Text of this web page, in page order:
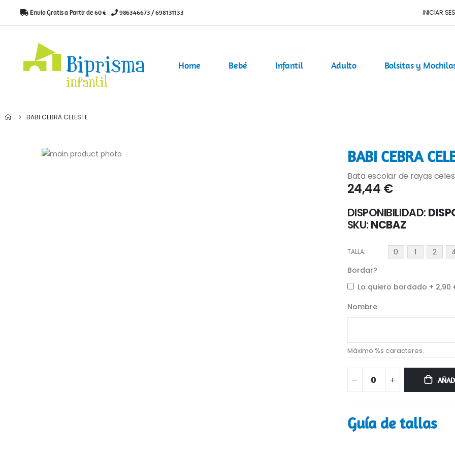
Envío Gratis a Partir de 60 € 986346673 / 698131133 INICIAR
Home Bebé Infantil Adulto Bolsitas y
BABI CEBRA CELESTE
Saltar
BABI CEBRA
Bata escolar de rayas
24,44 €
DISPONIBILIDAD:
SKU NCBAZ
TALLA 0 1 2
Bordar?
Lo quiero bordado + 2,90
Nombre
Máximo %s caracteres.
Guía de tallas